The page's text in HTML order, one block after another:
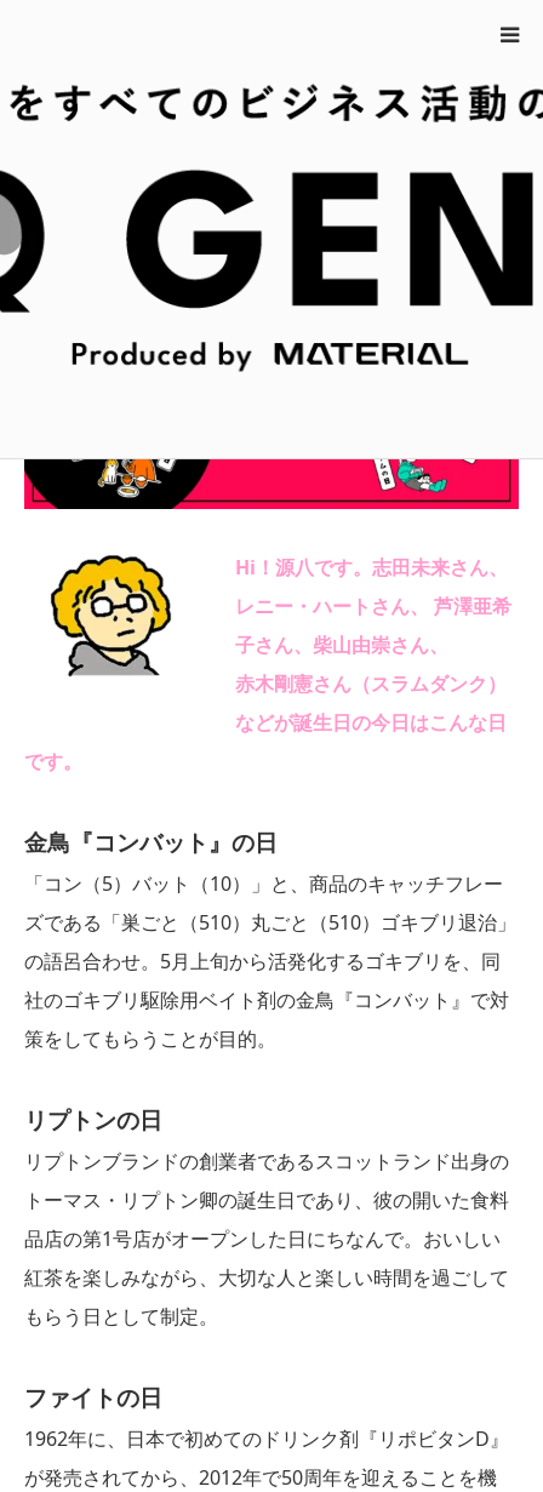
ホーム5月10日の今日は何の日？
5月10日の今日は何の日？
Hi！源八です。志田未来さん、
レニー・ハートさん、 芦澤亜希
子さん、柴山由崇さん、
赤木剛憲さん（スラムダンク）
などが誕生日の今日はこんな日
です。
金鳥『コンバット』の日
「コン（5）バット（10）」と、商品のキャッチフレー
ズである「巣ごと（510）丸ごと（510）ゴキブリ退治」
の語呂合わせ。5月上旬から活発化するゴキブリを、同
社のゴキブリ駆除用ベイト剤の金鳥『コンバット』で対
策をしてもらうことが目的。
リプトンの日
リプトンブランドの創業者であるスコットランド出身の
トーマス・リプトン卿の誕生日であり、彼の開いた食料
品店の第1号店がオープンした日にちなんで。おいしい
紅茶を楽しみながら、大切な人と楽しい時間を過ごして
もらう日として制定。
ファイトの日
1962年に、日本で初めてのドリンク剤『リポビタンD』
が発売されてから、2012年で50周年を迎えることを機